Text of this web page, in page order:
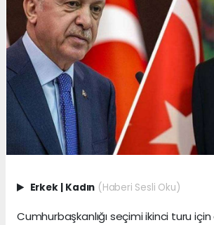
Erkek Kadın (Haberi Sesli Oku)
Cumhurbaşkanlığı seçimi ikinci turu için